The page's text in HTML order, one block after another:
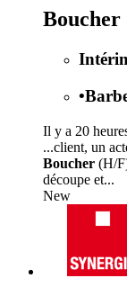
•
Il y a 20
...client, un
Boucher (H/
découpe et...
New